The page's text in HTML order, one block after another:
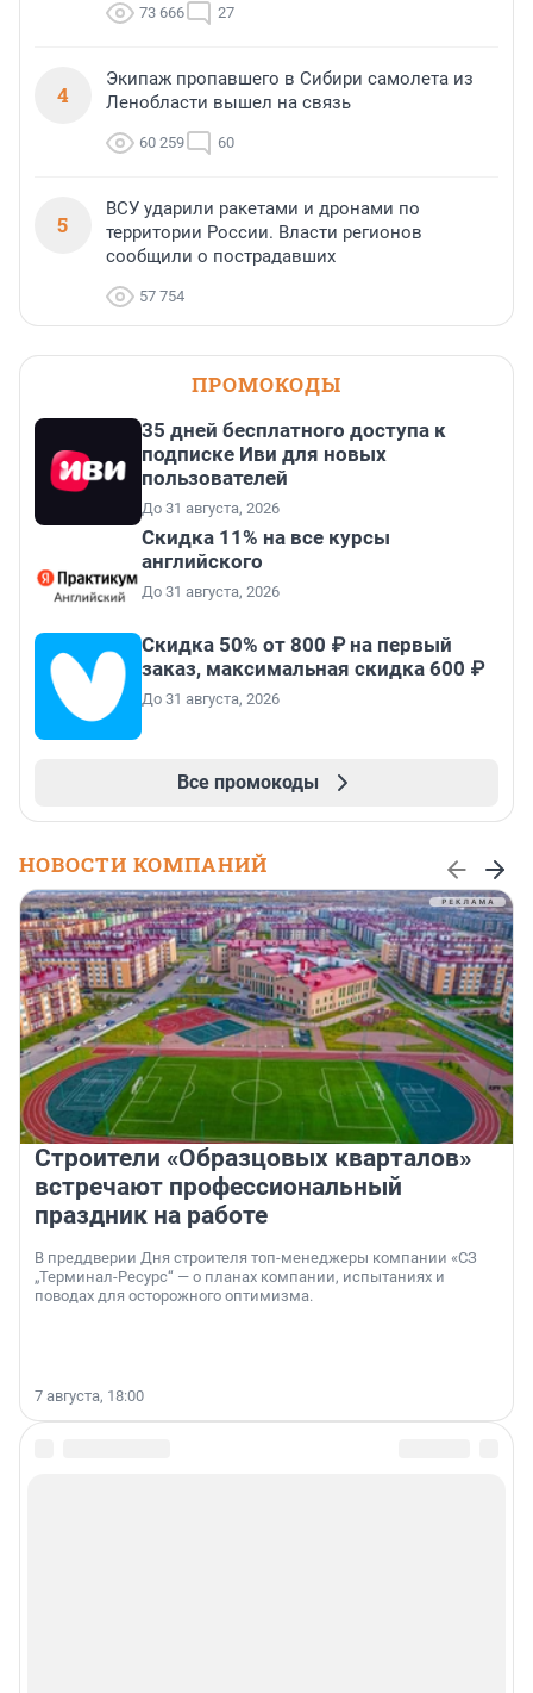
73 666 27
4
Экипаж пропавшего в Сибири самолета из
Ленобласти вышел на связь
60 259 60
5
ВСУ ударили ракетами и дронами по
территории России. Власти регионов
сообщили о пострадавших
57 754
ПРОМОКОДЫ
35 дней бесплатного доступа к
подписке Иви для новых
пользователей
До 31 августа, 2026
Скидка 11% на все курсы
английского
До 31 августа, 2026
Скидка 50% от 800 ₽ на первый
заказ, максимальная скидка 600 ₽
До 31 августа, 2026
Все промокоды
НОВОСТИ КОМПАНИЙ
Строители «Образцовых кварталов»
встречают профессиональный
праздник на работе
В преддверии Дня строителя топ-менеджеры компании «СЗ
„Терминал-Ресурс“ — о планах компании, испытаниях и
поводах для осторожного оптимизма.
7 августа, 18:00